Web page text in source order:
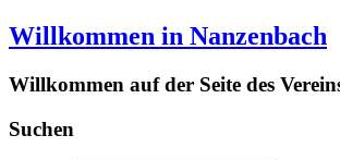
Willkommen in Nanzenbach
Willkommen auf der Seite des
Suchen